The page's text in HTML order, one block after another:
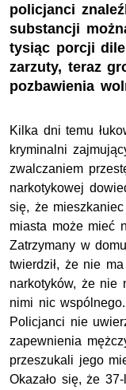
policjanci
substancji
tysiąc porcji
zarzuty, teraz
pozbawienia
Kilka dni temu
kryminalni
zwalczaniem
narkotykowej
się, że
miasta może mieć
Zatrzymany w
twierdził, że nie
narkotyków, że nie
nimi nic wspólnego.
Policjanci nie
zapewnienia
przeszukali jego
Okazało się, że